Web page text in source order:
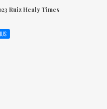
Ruiz Healy Times